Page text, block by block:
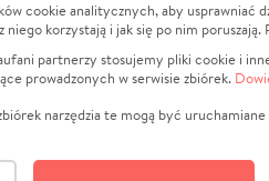
Kontakt
Porównanie serwisów
Polityka plików cookie
Zarządzaj zgodami cookie
cookie analitycznych, aby usprawniać
niego korzystają i jak się po nim
partnerzy stosujemy pliki cookie i
prowadzonych w serwisie zbiórek.
narzędzia te mogą być